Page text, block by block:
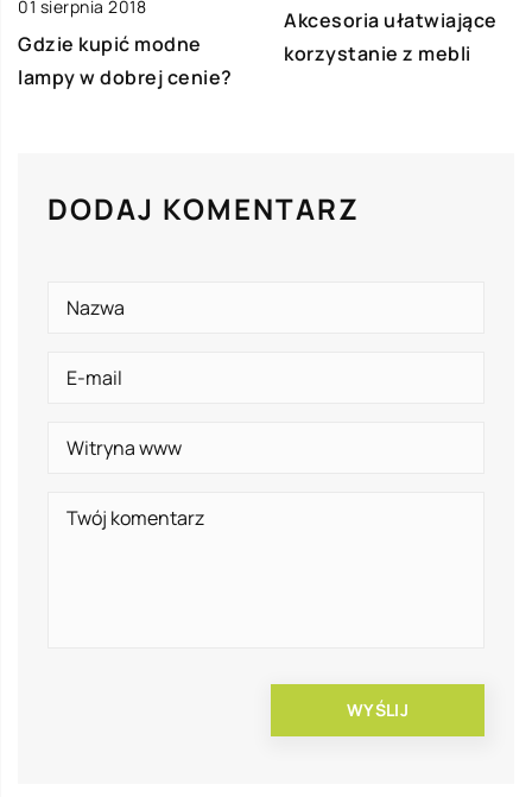
01 sierpnia 2018
Gdzie kupić modne
lampy w dobrej cenie?
Akcesoria ułatwiające
korzystanie z mebli
DODAJ KOMENTARZ